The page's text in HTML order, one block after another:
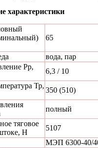
характеристики
65
вода, пар
Рр,
6,3 / 10
Тр,
350 (510)
полный
тяговое
Н
5107
МЭП 6300-40/